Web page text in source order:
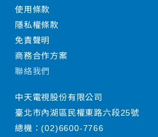
使用條款
隱私權條款
免責聲明
商務合作方案
聯絡我們
中天電視股份有限公司
臺北市內湖區民權東路六段25號
總機：(02)6600-7766